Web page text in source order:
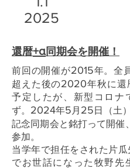
2025
還暦+α同期会を開催！
前回の開催が2015年。全
超えた後の2020年秋に還
予定したが、新型コロナ
ず。 2024年5 月 25 日（土
記念同期会と銘打って開催
参加。
当学年で担任をされた片瓜
でお世話になった牧野先